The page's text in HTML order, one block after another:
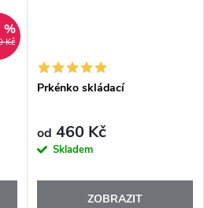
Kč
%
Prkénko skládací
od 460 Kč
Skladem
ZOBRAZIT